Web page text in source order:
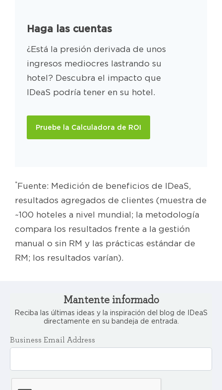
Haga las cuentas
¿Está la presión derivada de unos
ingresos mediocres lastrando su
hotel? Descubra el impacto que
IDeaS podría tener en su hotel.
Pruebe la Calculadora de ROI
* Fuente: Medición de beneficios de IDeaS,
resultados agregados de clientes (muestra de
~100 hoteles a nivel mundial; la metodología
compara los resultados frente a la gestión
manual o sin RM y las prácticas estándar de
RM; los resultados varían).
Mantente informado
Reciba las últimas ideas y la inspiración del blog de IDeaS
directamente en su bandeja de entrada.